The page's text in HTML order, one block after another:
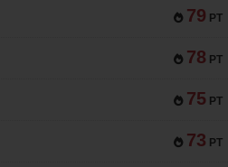
79 PT
78 PT
75 PT
73 PT